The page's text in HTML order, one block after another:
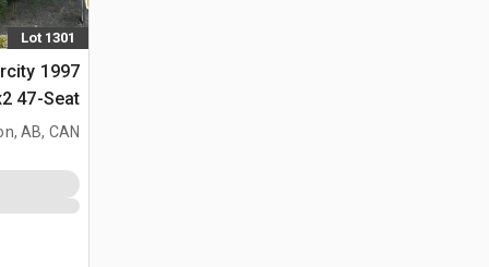
Lot 1301
(Inoperable)
AB, CAN